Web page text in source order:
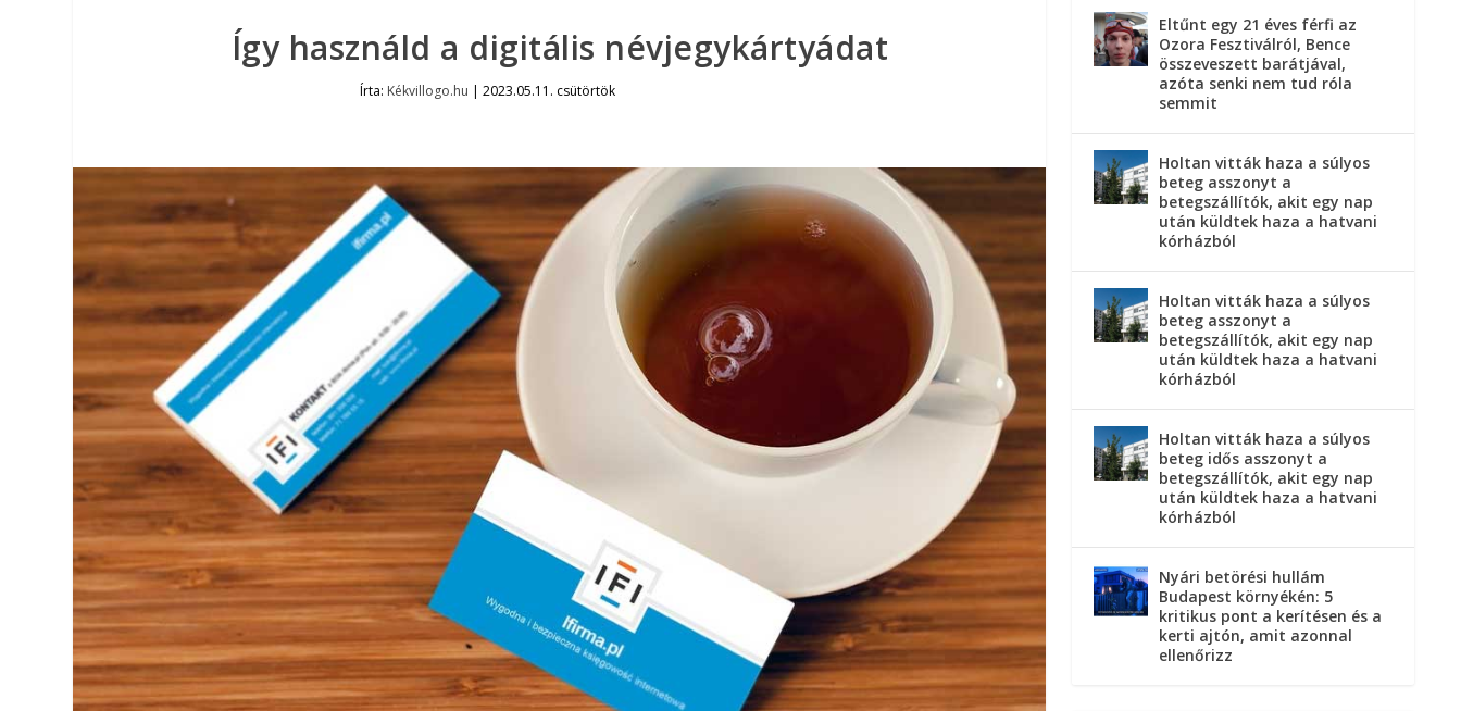
Így használd a digitális névjegykártyádat
Írta: Kékvillogo.hu | 2023.05.11. csütörtök
Eltűnt egy 21 éves férfi az
Ozora Fesztiválról, Bence
összeveszett barátjával,
azóta senki nem tud róla
semmit
Holtan vitták haza a súlyos
beteg asszonyt a
betegszállítók, akit egy nap
után küldtek haza a hatvani
kórházból
Holtan vitták haza a súlyos
beteg asszonyt a
betegszállítók, akit egy nap
után küldtek haza a hatvani
kórházból
Holtan vitták haza a súlyos
beteg idős asszonyt a
betegszállítók, akit egy nap
után küldtek haza a hatvani
kórházból
Nyári betörési hullám
Budapest környékén: 5
kritikus pont a kerítésen és a
kerti ajtón, amit azonnal
ellenőrizz